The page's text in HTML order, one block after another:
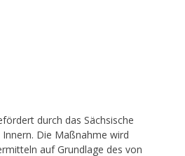
durch das Sächsische
Die Maßnahme wird
auf Grundlage des von